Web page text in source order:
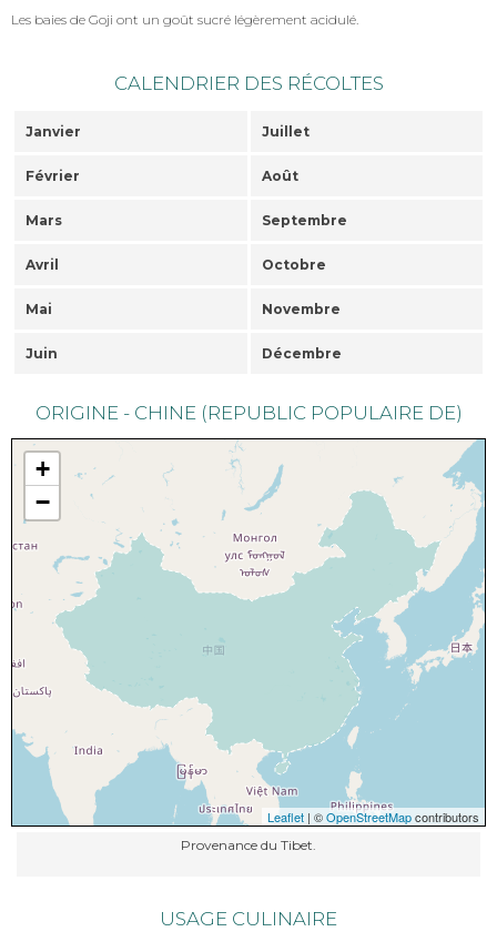
Les baies de Goji ont un goût sucré légèrement acidulé.
CALENDRIER DES RÉCOLTES
Janvier Juillet
Février Août
Mars Septembre
Avril Octobre
Mai Novembre
Juin Décembre
ORIGINE - CHINE (REPUBLIC POPULAIRE DE)
+
−
Leaflet | ©OpenStreetMapcontributors
Provenance du Tibet.
USAGE CULINAIRE